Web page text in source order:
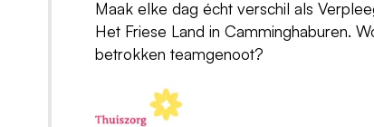
Maak elke dag écht verschil als
Het Friese Land in Camminghaburen.
betrokken teamgenoot?